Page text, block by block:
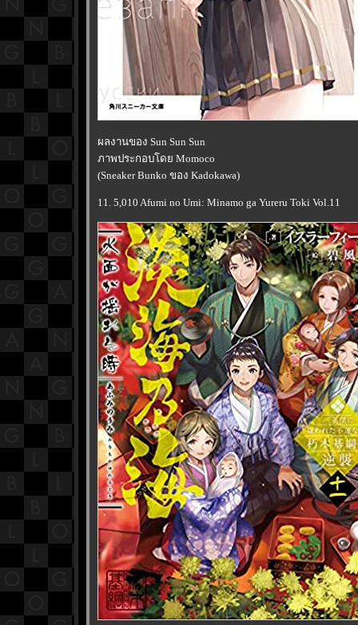
ผลงานของ Sun Sun Sun
ภาพประกอบโดย Momoco
(Sneaker Bunko ของ Kadokawa)
11. 5,010 Afumi no Umi: Minamo ga Yureru Toki Vol.11